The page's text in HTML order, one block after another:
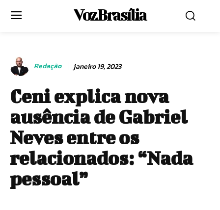
Voz Brasília
Redação janeiro 19, 2023
Ceni explica nova
ausência de Gabriel
Neves entre os
relacionados: “Nada
pessoal”